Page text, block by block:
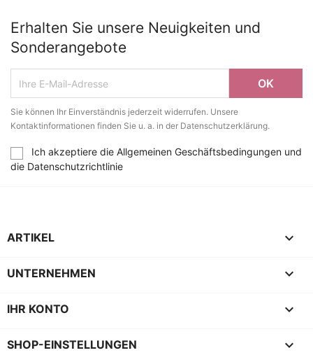
Erhalten Sie unsere Neuigkeiten und
Sonderangebote
Sie können Ihr Einverständnis jederzeit widerrufen. Unsere
Kontaktinformationen finden Sie u. a. in der Datenschutzerklärung.
Ich akzeptiere die Allgemeinen Geschäftsbedingungen und
die Datenschutzrichtlinie
ARTIKEL 
UNTERNEHMEN 
IHR KONTO 
SHOP-EINSTELLUNGEN keyboard_arrow_down